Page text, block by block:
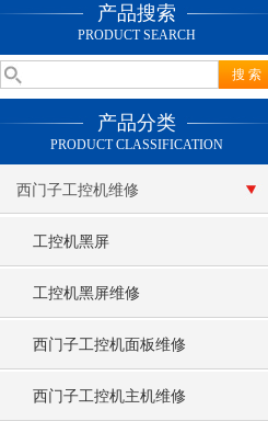
产品搜索
PRODUCT SEARCH
产品分类
PRODUCT CLASSIFICATION
西门子工控机维修
工控机黑屏
工控机黑屏维修
西门子工控机面板维修
西门子工控机主机维修